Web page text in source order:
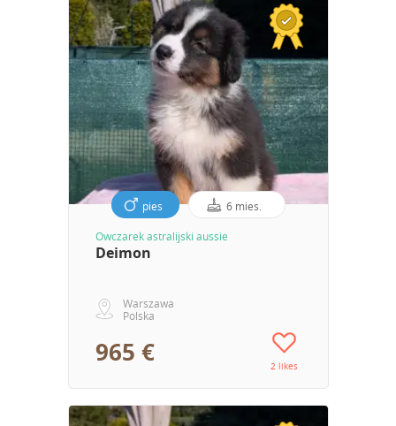
pies 6 mies.
Owczarek astralijski aussie
Deimon
Warszawa
Polska
965 € 2 likes